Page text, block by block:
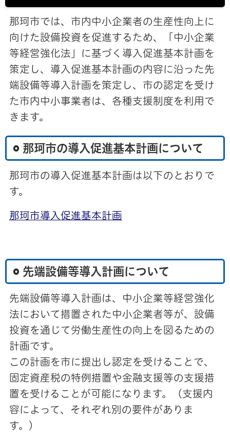
那珂市では、市内中小企業者の生産性向上に
向けた設備投資を促進するため、「中小企業
等経営強化法」に基づく導入促進基本計画を
策定し、導入促進基本計画の内容に沿った先
端設備等導入計画を策定し、市の認定を受け
た市内中小事業者は、各種支援制度を利用で
きます。
那珂市の導入促進基本計画について
那珂市の導入促進基本計画は以下のとおりで
す。
那珂市導入促進基本計画
先端設備等導入計画について
先端設備等導入計画は、中小企業等経営強化
法において措置された中小企業者等が、設備
投資を通じて労働生産性の向上を図るための
計画です。
この計画を市に提出し認定を受けることで、
固定資産税の特例措置や金融支援等の支援措
置を受けることが可能になります。（支援内
容によって、それぞれ別の要件がありま
す。）